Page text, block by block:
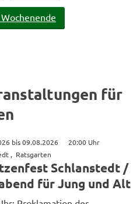
für
bis 09.08.2026
20:00 Uhr
, Ratsgarten
Schlanstedt /
für Jung und Alt